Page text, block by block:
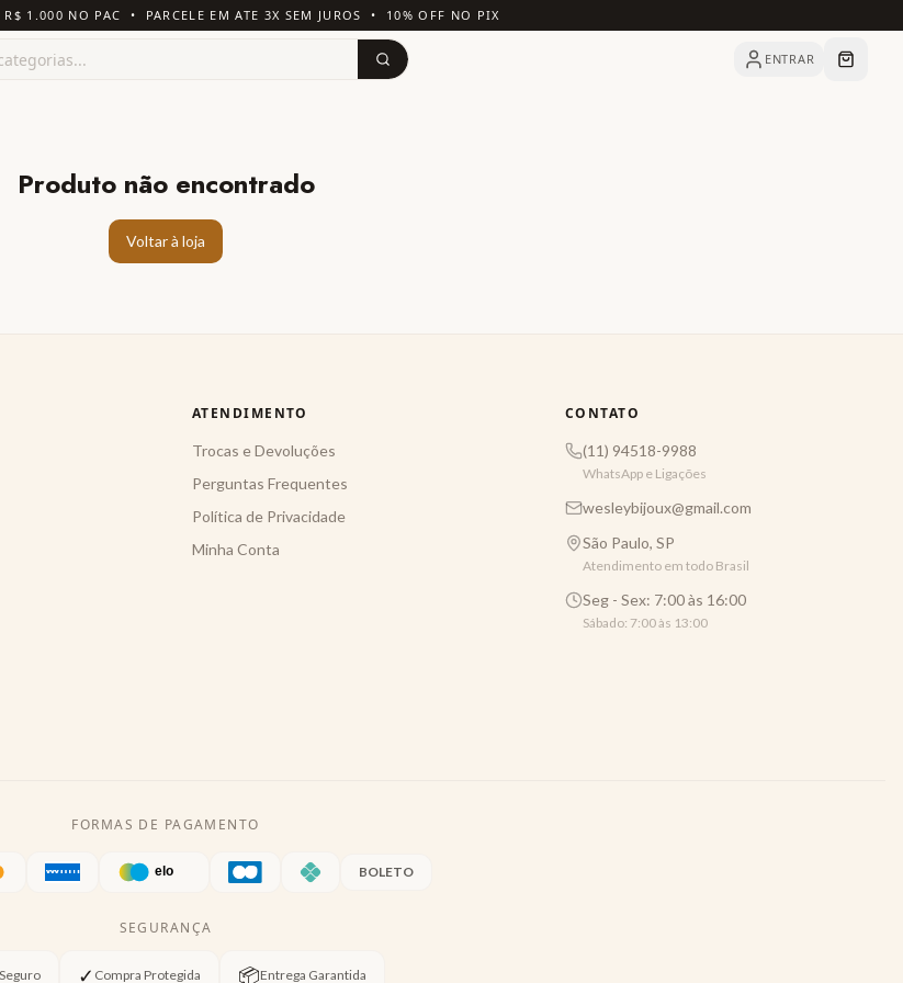
R$ 1.000 NO PAC • PARCELE EM ATE 3X SEM JUROS • 10% OFF NO PIX
ENTRAR
Produto não encontrado
Voltar à loja
ATENDIMENTO
Trocas e Devoluções
Perguntas Frequentes
Política de Privacidade
Minha Conta
CONTATO
(11) 94518-9988
WhatsApp e Ligações
wesleybijoux@gmail.com
São Paulo, SP
Atendimento em todo Brasil
Seg - Sex: 7:00 às 16:00
Sábado: 7:00 às 13:00
FORMAS DE PAGAMENTO
BOLETO
SEGURANÇA
✓ Compra Protegida 📦Entrega Garantida